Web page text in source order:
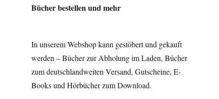
Bücher bestellen und mehr
In unserem Webshop kann gestöbert und gekauft
werden – Bücher zur Abholung im Laden, Bücher
zum deutschlandweiten Versand, Gutscheine, E-
Books und Hörbücher zum Download.